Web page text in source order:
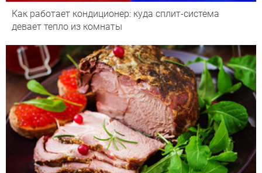
Как работает кондиционер: куда сплит-система
девает тепло из комнаты